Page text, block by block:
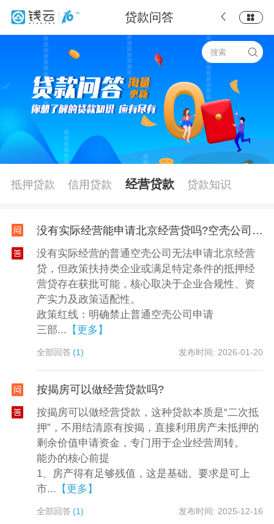
贷款问答
抵押贷款 信用贷款 经营贷款 贷款知识
没有实际经营能申请北京经营贷吗?空壳公司行不行?
没有实际经营的普通空壳公司无法申请北京经营
贷，但政策扶持类企业或满足特定条件的抵押经
营贷存在获批可能，核心取决于企业合规性、资
产实力及政策适配性。
政策红线：明确禁止普通空壳公司申请
三部... 【更多】
全部回答 (1) 发布时间: 2026-01-20
按揭房可以做经营贷款吗?
按揭房可以做经营贷款，这种贷款本质是“二次抵
押”，不用结清原有按揭，直接利用房产未抵押的
剩余价值申请资金，专门用于企业经营周转。
能办的核心前提
1、房产得有足够残值，这是基础。要求是可上
市... 【更多】
全部回答 (1) 发布时间: 2025-12-16